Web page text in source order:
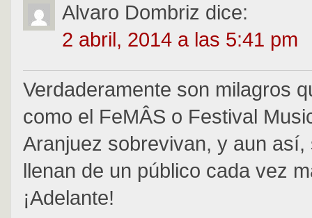
Alvaro Dombriz dice:
2 abril, 2014 a las 5:41 pm
Verdaderamente son milagros
como el FeMÂS o Festival
Aranjuez sobrevivan, y aun así,
llenan de un público cada vez
¡Adelante!